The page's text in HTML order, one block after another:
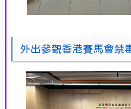
外出參觀香港賽馬會禁